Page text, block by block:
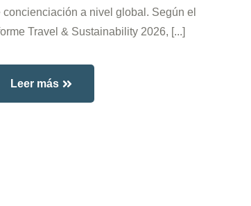
concienciación a nivel global. Según el
Travel & Sustainability 2026, [...]
Leer más